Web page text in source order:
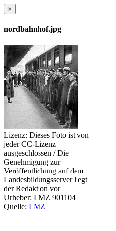
×
nordbahnhof.jpg
Lizenz: Dieses Foto ist von
jeder CC-Lizenz
ausgeschlossen / Die
Genehmigung zur
Veröffentlichung auf dem
Landesbildungsserver liegt
der Redaktion vor
Urheber: LMZ 901104
Quelle: LMZ